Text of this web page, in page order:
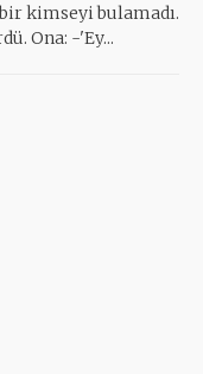
kimseyi bulamadı.
Ona: -'Ey...